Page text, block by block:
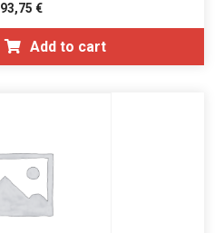
93,75 €
Add to cart